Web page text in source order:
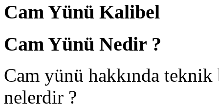
Cam Yünü Kalibel
Cam Yünü Nedir ?
Cam yünü hakkında
nelerdir ?